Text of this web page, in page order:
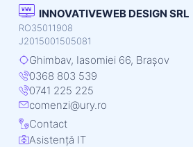
INNOVATIVEWEB DESIGN SRL
RO35011908
J2015001505081
Ghimbav, Iasomiei 66, Brașov
0368 803 539
0741 225 225
comenzi@ury.ro
Contact
Asistență IT